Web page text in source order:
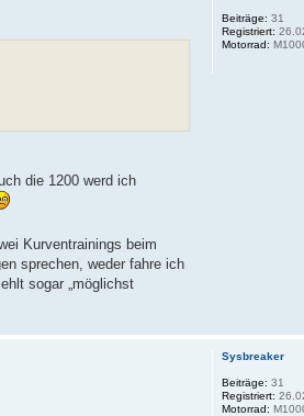
die 1200 werd ich
Kurventrainings beim
sprechen, weder fahre ich
sogar „möglichst
Beiträge: 31
Registriert:
Motorrad:
Sysbreaker
Beiträge: 31
Registriert:
Motorrad: